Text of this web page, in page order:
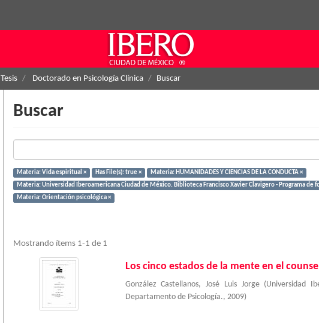
Tesis Doctorado en Psicología Clínica Buscar
Buscar
Materia: Vida espiritual × Has File(s): true ×
Materia: HUMANIDADES Y CIENCIAS DE LA CONDUCTA ×
Materia: Universidad Iberoamericana Ciudad de México. Biblioteca Francisco Xavier Clavigero - Programa de
Materia: Orientación psicológica ×
Mostrando ítems 1-1 de 1
Los cinco estados de la mente en el
González Castellanos, José Luis Jorge (Universidad
Departamento de Psicología., 2009)